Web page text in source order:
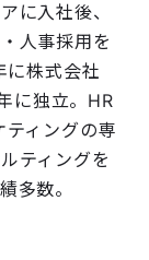
に入社後、
人事採用を
に株式会社
に独立。HR
ティングの専
ティングを
多数。